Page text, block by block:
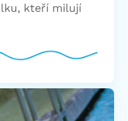
kteří milují